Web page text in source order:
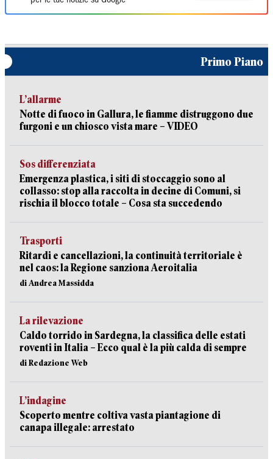
Primo Piano
L’allarme
Notte di fuoco in Gallura, le fiamme distruggono due
furgoni e un chiosco vista mare – VIDEO
Sos differenziata
Emergenza plastica, i siti di stoccaggio sono al
collasso: stop alla raccolta in decine di Comuni, si
rischia il blocco totale – Cosa sta succedendo
Trasporti
Ritardi e cancellazioni, la continuità territoriale è
nel caos: la Regione sanziona Aeroitalia
di Andrea Massidda
La rilevazione
Caldo torrido in Sardegna, la classifica delle estati
roventi in Italia – Ecco qual è la più calda di sempre
di Redazione Web
L’indagine
Scoperto mentre coltiva vasta piantagione di
canapa illegale: arrestato